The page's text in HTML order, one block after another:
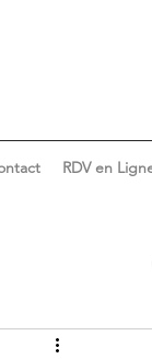
RDV en